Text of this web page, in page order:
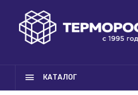
КАТАЛОГ